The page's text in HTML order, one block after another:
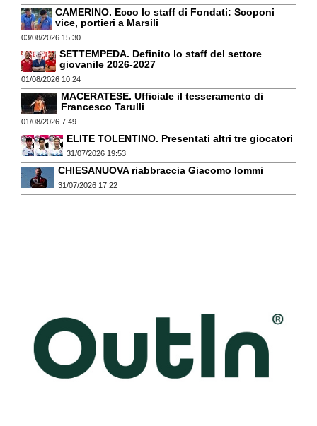
CAMERINO. Ecco lo staff di Fondati: Scoponi
vice, portieri a Marsili
03/08/2026 15:30
SETTEMPEDA. Definito lo staff del settore
giovanile 2026-2027
01/08/2026 10:24
MACERATESE. Ufficiale il tesseramento di
Francesco Tarulli
01/08/2026 7:49
ELITE TOLENTINO. Presentati altri tre giocatori
31/07/2026 19:53
CHIESANUOVA riabbraccia Giacomo Iommi
31/07/2026 17:22